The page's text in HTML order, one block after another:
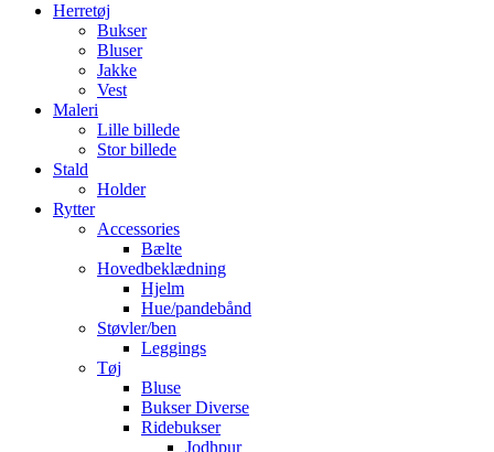
Herretøj
Bukser
Bluser
Jakke
Vest
Maleri
Lille billede
Stor billede
Stald
Holder
Rytter
Accessories
Bælte
Hovedbeklædning
Hjelm
Hue/pandebånd
Støvler/ben
Leggings
Tøj
Bluse
Bukser Diverse
Ridebukser
Jodhpur